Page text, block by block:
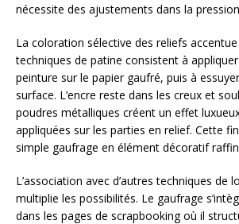
nécessite des ajustements dans la
La coloration sélective des reliefs
techniques de patine consistent à appliquer
peinture sur le papier gaufré, puis à
surface. L’encre reste dans les creux et
poudres métalliques créent un effet
appliquées sur les parties en relief. Cette
simple gaufrage en élément décoratif
L’association avec d’autres techniques de
multiplie les possibilités. Le gaufrage
dans les pages de scrapbooking où il